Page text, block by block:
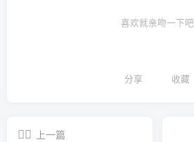
喜欢就亲吻一下吧
分享 收藏
上一篇